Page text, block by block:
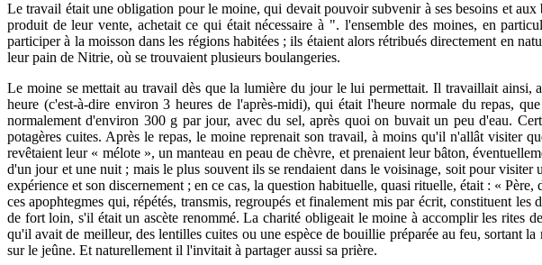
Le travail était une obligation pour le moine, qui devait pouvoir subvenir à ses besoins et
produit de leur vente, achetait ce qui était nécessaire à ". l'ensemble des moines, en
participer à la moisson dans les régions habitées ; ils étaient alors rétribués directement en
leur pain de Nitrie, où se trouvaient plusieurs boulangeries.
Le moine se mettait au travail dès que la lumière du jour le lui permettait. Il travaillait ainsi,
heure (c'est-à-dire environ 3 heures de l'après-midi), qui était l'heure normale du repas,
normalement d'environ 300 g par jour, avec du sel, après quoi on buvait un peu d'eau.
potagères cuites. Après le repas, le moine reprenait son travail, à moins qu'il n'allât visiter
revêtaient leur « mélote », un manteau en peau de chèvre, et prenaient leur bâton,
d'un jour et une nuit ; mais le plus souvent ils se rendaient dans le voisinage, soit pour
expérience et son discernement ; en ce cas, la question habituelle, quasi rituelle, était : «
ces apophtegmes qui, répétés, transmis, regroupés et finalement mis par écrit, constituent
de fort loin, s'il était un ascète renommé. La charité obligeait le moine à accomplir les
qu'il avait de meilleur, des lentilles cuites ou une espèce de bouillie préparée au feu, sortant
sur le jeûne. Et naturellement il l'invitait à partager aussi sa prière.